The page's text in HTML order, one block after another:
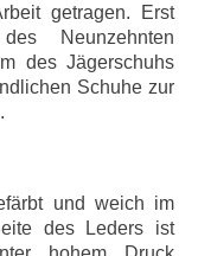
getragen. Erst
Neunzehnten
des Jägerschuhs
Schuhe zur
und weich im
des Leders ist